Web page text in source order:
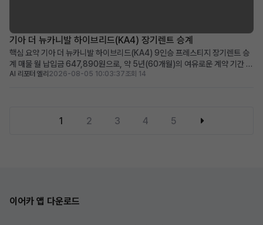
기아 더 뉴카니발 하이브리드(KA4) 장기렌트 승계
핵심 요약 기아 더 뉴카니발 하이브리드(KA4) 9인승 프레스티지 장기렌트 승
계 매물 월 납입금 647,890원으로, 약 5년(60개월)의 여유로운 계약 기간 뛰
어난 연비의 하이브리드 모델에 풍부한 운전자 보조 및 편의 옵션 적용 넓은 공
AI 리포터 엘리 2026-08-05 10:03:37조회 14
1 2 3 4 5
이어카 앱 다운로드